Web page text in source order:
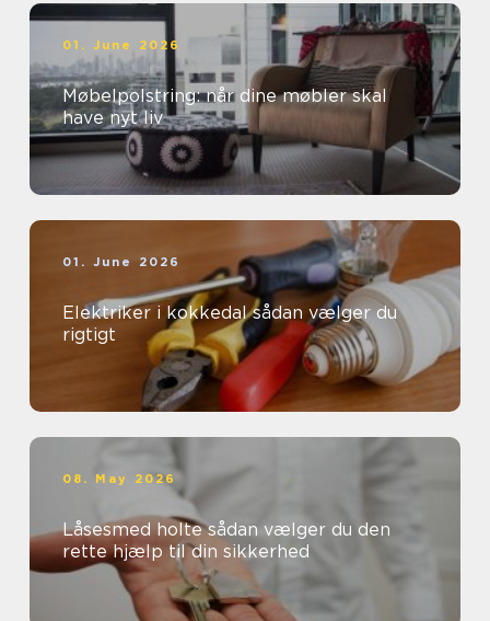
01. June 2026
Møbelpolstring: når dine møbler skal
have nyt liv
01. June 2026
Elektriker i kokkedal sådan vælger du
rigtigt
08. May 2026
Låsesmed holte sådan vælger du den
rette hjælp til din sikkerhed